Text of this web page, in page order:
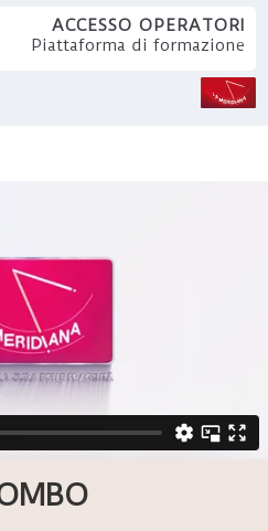
ACCESSO OPERATORI
Piattaforma di formazione